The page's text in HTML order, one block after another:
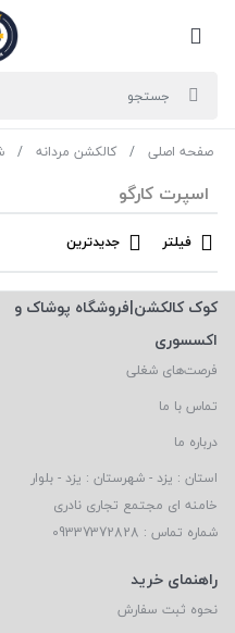
صفحه اصلی کالکشن مردانه
اسپرت کارگو
فیلتر جدیدترین
کوک کالکشن|فروشگاه پوشاک و
اکسسوری
فرصت‌های شغلی
تماس با ما
درباره ما
استان : یزد - شهرستان : یزد - بلوار
خامنه ای مجتمع تجاری نادری
شماره تماس : 09337372828
راهنمای خرید
نحوه ثبت سفارش